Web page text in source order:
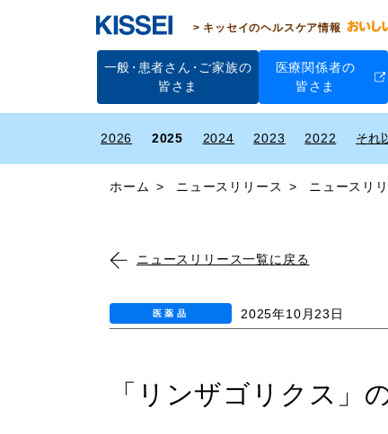
キッセイのヘルスケア情報
一般・患者さん・ご家族の
皆さま
医療関係者の
皆さま
2026 2025 2024 2023 2022
ホーム ニュースリリース ニュースリ
ニュースリリース一覧に戻る
医薬品 2025年10月23日
「リンザゴリクス」